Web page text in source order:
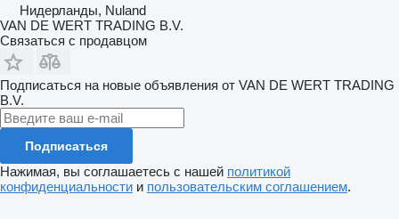
Нидерланды, Nuland
VAN DE WERT TRADING B.V.
Связаться с продавцом
Подписаться на новые объявления от VAN DE WERT TRADING
B.V.
Подписаться
Нажимая, вы соглашаетесь с нашей политикой
конфиденциальности и пользовательским соглашением.